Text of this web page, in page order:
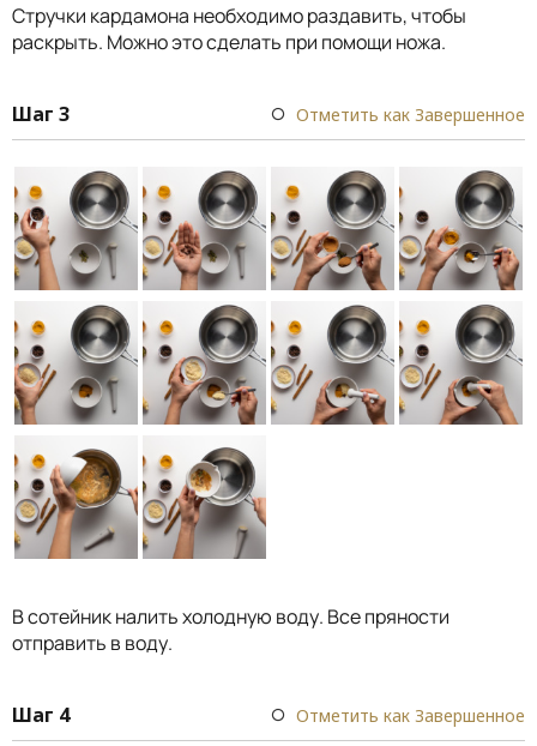
Стручки кардамона необходимо раздавить, чтобы
раскрыть. Можно это сделать при помощи ножа.
Шаг 3 Отметить как Завершенное
В сотейник налить холодную воду. Все пряности
отправить в воду.
Шаг 4 Отметить как Завершенное